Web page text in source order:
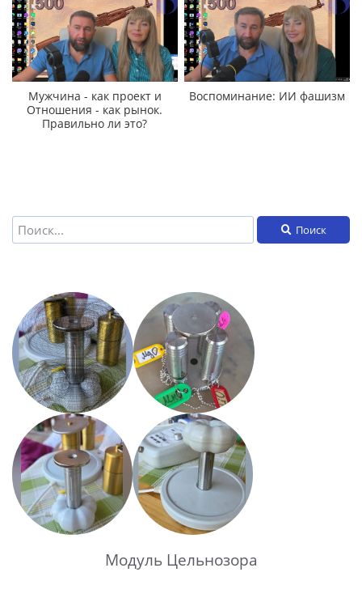
Мужчина - как проект и
Отношения - как рынок.
Правильно ли это?
Воспоминание: ИИ фашизм
Поиск
Модуль Цельнозора